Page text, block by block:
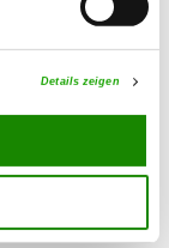
Details zeigen
Details